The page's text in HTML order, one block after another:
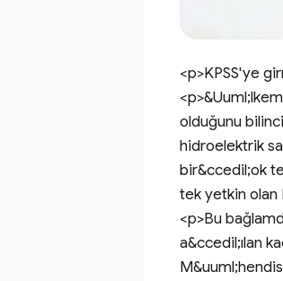
<p>KPSS'ye
olduğunu
hidroelektrik
bir&ccedil;ok
tek yetkin olan
<p>Bu
a&ccedil;ılan